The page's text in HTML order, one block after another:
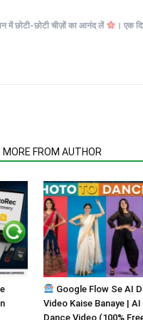
में छोटी-छोटी चीज़ों का आनंद लें । एक
MORE FROM AUTHOR
Google Flow Se AI
Video Kaise Banaye |
Dance Video (100%